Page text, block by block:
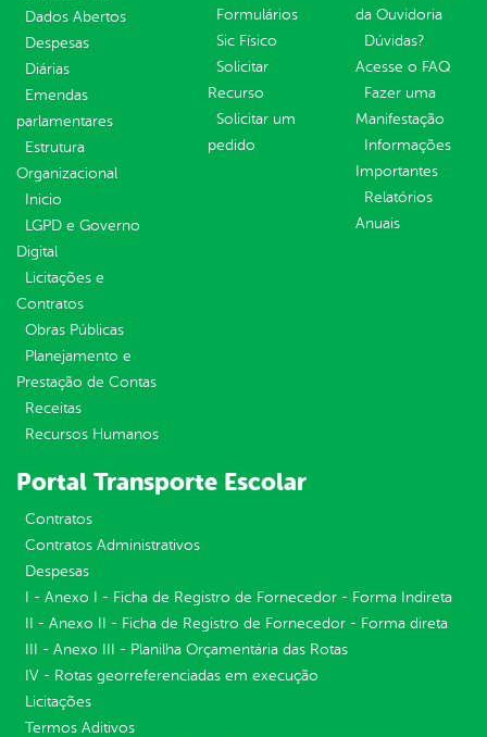
Dados Abertos
Despesas
Diárias
Emendas
parlamentares
Estrutura
Organizacional
Inicio
LGPD e Governo
Digital
Licitações e
Contratos
Obras Públicas
Planejamento e
Prestação de Contas
Receitas
Recursos Humanos
Formulários
Sic Físico
Solicitar
Recurso
Solicitar um
pedido
da Ouvidoria
Dúvidas?
Acesse o FAQ
Fazer uma
Manifestação
Informações
Importantes
Relatórios
Anuais
Portal Transporte Escolar
Contratos
Contratos Administrativos
Despesas
I - Anexo I - Ficha de Registro de Fornecedor - Forma Indireta
II - Anexo II - Ficha de Registro de Fornecedor - Forma direta
III - Anexo III - Planilha Orçamentária das Rotas
IV - Rotas georreferenciadas em execução
Licitações
Termos Aditivos